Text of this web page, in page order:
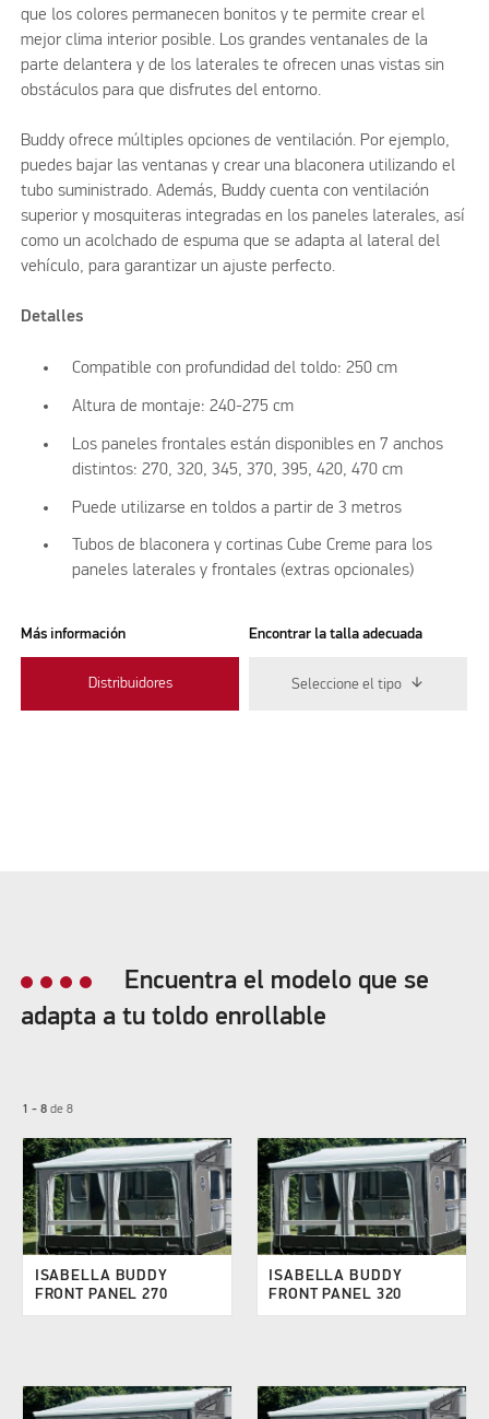
que los colores permanecen bonitos y te permite crear el
mejor clima interior posible. Los grandes ventanales de la
parte delantera y de los laterales te ofrecen unas vistas sin
obstáculos para que disfrutes del entorno.
Buddy ofrece múltiples opciones de ventilación. Por ejemplo,
puedes bajar las ventanas y crear una blaconera utilizando el
tubo suministrado. Además, Buddy cuenta con ventilación
superior y mosquiteras integradas en los paneles laterales, así
como un acolchado de espuma que se adapta al lateral del
vehículo, para garantizar un ajuste perfecto.
Detalles
Compatible con profundidad del toldo: 250 cm
Altura de montaje: 240-275 cm
Los paneles frontales están disponibles en 7 anchos
distintos: 270, 320, 345, 370, 395, 420, 470 cm
Puede utilizarse en toldos a partir de 3 metros
Tubos de blaconera y cortinas Cube Creme para los
paneles laterales y frontales (extras opcionales)
Más información
Distribuidores
Encontrar la talla adecuada
Seleccione el tipo
Encuentra el modelo que se
adapta a tu toldo enrollable
1 - 8de 8
ISABELLA BUDDY
FRONT PANEL 270
ISABELLA BUDDY
FRONT PANEL 320